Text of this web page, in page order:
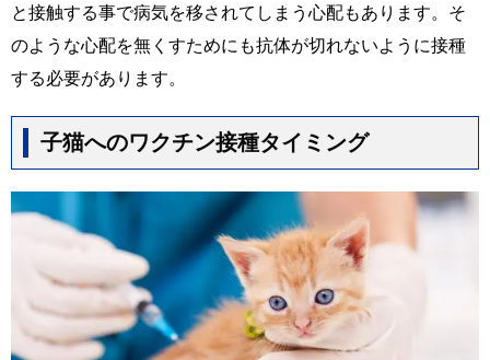
と接触する事で病気を移されてしまう心配もあります。そ
のような心配を無くすためにも抗体が切れないように接種
する必要があります。
子猫へのワクチン接種タイミング